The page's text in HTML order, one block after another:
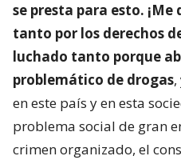
se presta para esto.
tanto por los derechos
luchado tanto porque
problemático de drogas
en este país y en esta
problema social de gran
crimen organizado, el